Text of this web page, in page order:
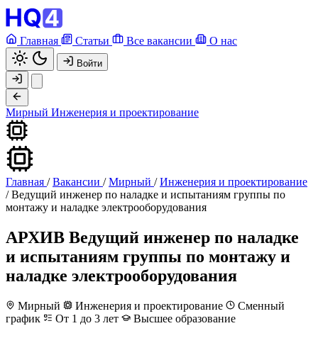
Главная Статьи Все вакансии О нас
Войти
Мирный Инженерия и проектирование
Главная / Вакансии / Мирный / Инженерия и проектирование
/ Ведущий инженер по наладке и испытаниям группы по
монтажу и наладке электрооборудования
АРХИВ Ведущий инженер по наладке
и испытаниям группы по монтажу и
наладке электрооборудования
Мирный Инженерия и проектирование
Сменный
график
От 1 до 3 лет Высшее образование